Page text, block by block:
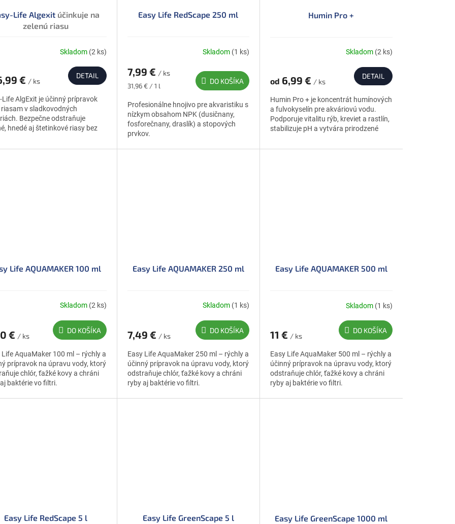
Life Algexit účinkuje na
zelenú riasu
Skladom (2 ks)
€ / ks
DETAIL
Life AlgExit je účinný prípravok
v sladkovodných
Bezpečne odstraňuje
hnedé aj štetinkové riasy bez
Easy Life RedScape 250 ml
Skladom (1 ks)
7,99 € / ks
Jednotková
31,96 € / 1 l
DO KOŠÍKA
Profesionálne hnojivo pre akvaristiku s
nízkym obsahom NPK (dusičnany,
fosforečnany, draslík) a stopových
prvkov.
Humin Pro +
Skladom (2 ks)
od 6,99 € / ks
DETAIL
Humin Pro + je koncentrát humínových
a fulvokyselín pre akváriovú vodu.
Podporuje vitalitu rýb, kreviet a rastlín,
stabilizuje pH a vytvára prirodzené
Life AQUAMAKER 100 ml
Skladom (2 ks)
€ / ks
DO KOŠÍKA
Life AquaMaker 100 ml – rýchly a
prípravok na úpravu vody, ktorý
chlór, ťažké kovy a chráni
baktérie vo filtri.
Easy Life AQUAMAKER 250 ml
Skladom (1 ks)
7,49 € / ks
DO KOŠÍKA
Easy Life AquaMaker 250 ml – rýchly a
účinný prípravok na úpravu vody, ktorý
odstraňuje chlór, ťažké kovy a chráni
ryby aj baktérie vo filtri.
Easy Life AQUAMAKER 500 ml
Skladom (1 ks)
11 € / ks
DO KOŠÍKA
Easy Life AquaMaker 500 ml – rýchly a
účinný prípravok na úpravu vody, ktorý
odstraňuje chlór, ťažké kovy a chráni
ryby aj baktérie vo filtri.
Easy Life RedScape 5 l Easy Life GreenScape 5 l Easy Life GreenScape 1000 ml